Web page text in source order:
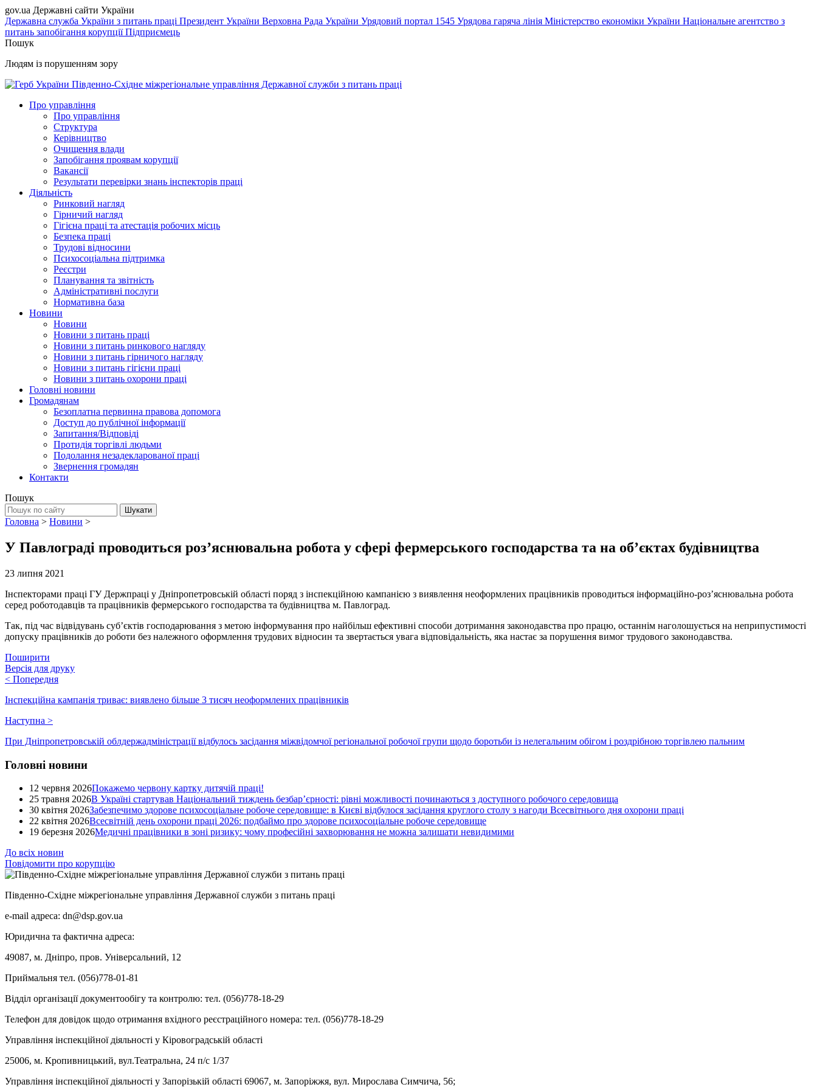
gov.ua Державні сайти України
Державна служба України з питань праці Президент України Верховна Рада України Урядовий портал 1545 Урядова гаряча лінія Міністерство економіки України Національне агентство з
питань запобігання корупціїПідприємець
Пошук
Людям із порушенням зору
Південно-Східне міжрегіональне управління Державної служби з питань праці
Про управління
Про управління
Структура
Керівництво
Очищення влади
Запобігання проявам корупції
Вакансії
Результати перевірки знань інспекторів праці
Діяльність
Ринковий нагляд
Гірничий нагляд
Гігієна праці та атестація робочих місць
Безпека праці
Трудові відносини
Психосоціальна підтримка
Реєстри
Планування та звітність
Адміністративні послуги
Нормативна база
Новини
Новини
Новини з питань праці
Новини з питань ринкового нагляду
Новини з питань гірничого нагляду
Новини з питань гігієни праці
Новини з питань охорони праці
Головні новини
Громадянам
Безоплатна первинна правова допомога
Доступ до публічної інформації
Запитання/Відповіді
Протидія торгівлі людьми
Подолання незадекларованої праці
Звернення громадян
Контакти
Пошук
Головна > Новини >
У Павлограді проводиться роз’яснювальна робота у сфері фермерського господарства та на об’єктах будівництва
23 липня 2021
Інспекторами праці ГУ Держпраці у Дніпропетровській області поряд з інспекційною кампанією з виявлення неоформлених працівників проводиться інформаційно-роз’яснювальна робота
серед роботодавців та працівників фермерського господарства та будівництва м. Павлоград.
Так, під час відвідувань суб’єктів господарювання з метою інформування про найбільш ефективні способи дотримання законодавства про працю, останнім наголошується на неприпустимості
допуску працівників до роботи без належного оформлення трудових відносин та звертається увага відповідальність, яка настає за порушення вимог трудового законодавства.
Поширити
Версія для друку
< Попередня
Інспекційна кампанія триває: виявлено більше 3 тисяч неоформлених працівників
Наступна >
При Дніпропетровській облдержадміністрації відбулось засідання міжвідомчої регіональної робочої групи щодо боротьби із нелегальним обігом і роздрібною торгівлею пальним
Головні новини
12 червня 2026Покажемо червону картку дитячій праці!
25 травня 2026В Україні стартував Національний тиждень безбар’єрності: рівні можливості починаються з доступного робочого середовища
30 квітня 2026Забезпечимо здорове психосоціальне робоче середовище: в Києві відбулося засідання круглого столу з нагоди Всесвітнього дня охорони праці
22 квітня 2026Всесвітній день охорони праці 2026: подбаймо про здорове психосоціальне робоче середовище
19 березня 2026Медичні працівники в зоні ризику: чому професійні захворювання не можна залишати невидимими
До всіх новин
Повідомити про корупцію
Південно-Східне міжрегіональне управління Державної служби з питань праці
e-mail адреса: dn@dsp.gov.ua
Юридична та фактична адреса:
49087, м. Дніпро, пров. Універсальний, 12
Приймальня тел. (056)778-01-81
Відділ організації документообігу та контролю: тел. (056)778-18-29
Телефон для довідок щодо отримання вхідного реєстраційного номера: тел. (056)778-18-29
Управління інспекційної діяльності у Кіровоградській області
25006, м. Кропивницький, вул.Театральна, 24 п/с 1/37
Управління інспекційної діяльності у Запорізькій області 69067, м. Запоріжжя, вул. Мирослава Симчича, 56;